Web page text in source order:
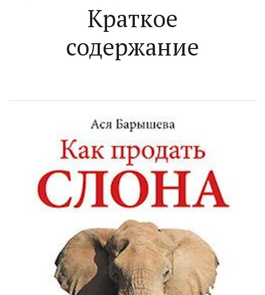
Краткое
содержание